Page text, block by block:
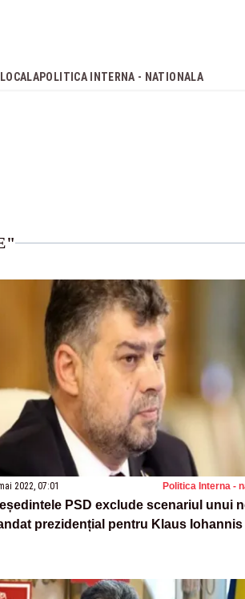
POLITICA INTERNA - NATIONALA
2022, 07:01 Politica Interna -
PSD exclude scenariul unui
prezidențial pentru Klaus Iohannis